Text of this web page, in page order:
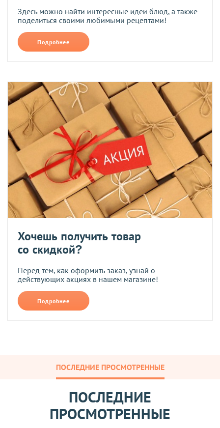
Здесь можно найти интересные идеи блюд, а также
поделиться своими любимыми рецептами!
Подробнее
Хочешь получить товар
со скидкой?
Перед тем, как оформить заказ, узнай о
действующих акциях в нашем магазине!
Подробнее
ПОСЛЕДНИЕ ПРОСМОТРЕННЫЕ
ПОСЛЕДНИЕ
ПРОСМОТРЕННЫЕ